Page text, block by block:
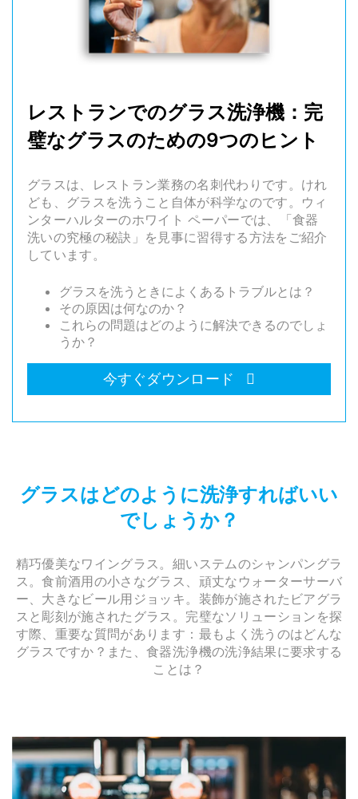
レストランでのグラス洗浄機：完
璧なグラスのための9つのヒント
グラスは、レストラン業務の名刺代わりです。けれ
ども、グラスを洗うこと自体が科学なのです。ウィ
ンターハルターのホワイト ペーパーでは、「食器
洗いの究極の秘訣」を見事に習得する方法をご紹介
しています。
グラスを洗うときによくあるトラブルとは？
その原因は何なのか？
これらの問題はどのように解決できるのでしょ
うか？
今すぐダウンロード
グラスはどのように洗浄すればいい
でしょうか？
精巧優美なワイングラス。細いステムのシャンパングラ
ス。食前酒用の小さなグラス、頑丈なウォーターサーバ
ー、大きなビール用ジョッキ。装飾が施されたビアグラ
スと彫刻が施されたグラス。完璧なソリューションを探
す際、重要な質問があります：最もよく洗うのはどんな
グラスですか？また、食器洗浄機の洗浄結果に要求する
ことは？